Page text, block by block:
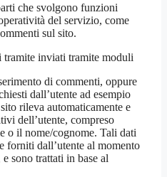
che svolgono funzioni
del servizio, come
sul sito.
inviati tramite moduli
di commenti, oppure
dall’utente ad esempio
rileva automaticamente e
dell’utente, compreso
o il nome/cognome. Tali dati
forniti dall’utente al momento
sono trattati in base al